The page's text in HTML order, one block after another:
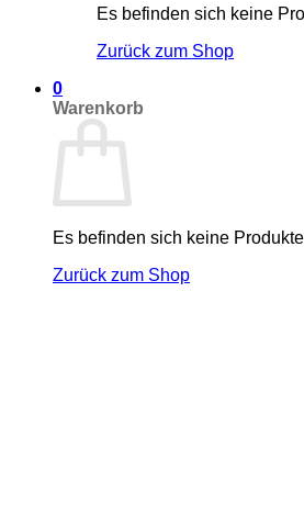
Es befinden sich keine
Zurück zum Shop
0
Warenkorb
Es befinden sich keine
Zurück zum Shop